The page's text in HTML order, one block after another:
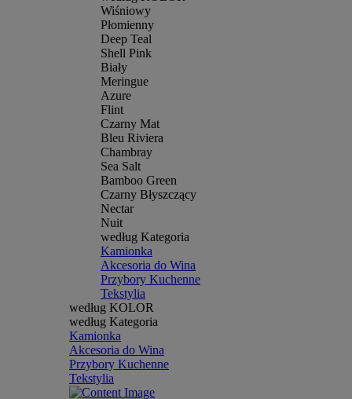
Wiśniowy
Płomienny
Deep Teal
Shell Pink
Biały
Meringue
Azure
Flint
Czarny Mat
Bleu Riviera
Chambray
Sea Salt
Bamboo Green
Czarny Błyszczący
Nectar
Nuit
według Kategoria
Kamionka
Akcesoria do Wina
Przybory Kuchenne
Tekstylia
według KOLOR
według Kategoria
Kamionka
Akcesoria do Wina
Przybory Kuchenne
Tekstylia